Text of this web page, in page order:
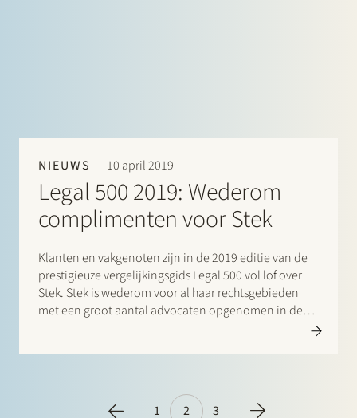
NIEUWS 10 april 2019
Legal 500 2019: Wederom
complimenten voor Stek
Klanten en vakgenoten zijn in de 2019 editie van de
prestigieuze vergelijkingsgids Legal 500 vol lof over
Stek. Stek is wederom voor al haar rechtsgebieden
met een groot aantal advocaten opgenomen in deze
1 2 3